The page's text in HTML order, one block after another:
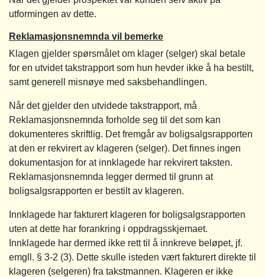
utformingen av dette.
Reklamasjonsnemnda vil bemerke
Klagen gjelder spørsmålet om klager (selger) skal betale
for en utvidet takstrapport som hun hevder ikke å ha bestilt,
samt generell misnøye med saksbehandlingen.
Når det gjelder den utvidede takstrapport, må
Reklamasjonsnemnda forholde seg til det som kan
dokumenteres skriftlig. Det fremgår av boligsalgsrapporten
at den er rekvirert av klageren (selger). Det finnes ingen
dokumentasjon for at innklagede har rekvirert taksten.
Reklamasjonsnemnda legger dermed til grunn at
boligsalgsrapporten er bestilt av klageren.
Innklagede har fakturert klageren for boligsalgsrapporten
uten at dette har forankring i oppdragsskjemaet.
Innklagede har dermed ikke rett til å innkreve beløpet, jf.
emgll. § 3-2 (3). Dette skulle isteden vært fakturert direkte til
klageren (selgeren) fra takstmannen. Klageren er ikke